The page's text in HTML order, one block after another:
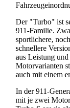
Der "Turbo" ist
911-Familie.
sportlichere,
schnellere
aus Leistung
Motorvarianten
auch mit einem
In der 911-
mit je zwei